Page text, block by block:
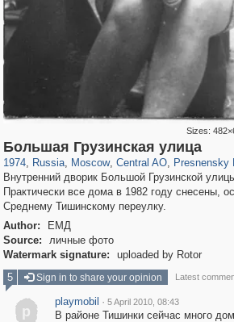
Sizes:
Большая Грузинская улица
1974, Russia
1,407,714 29,262
, Moscow
319,968 8,295
, Central AO
160,055 5,920
, Presnensky
13,345
Внутренний дворик Большой Грузинской
Практически все дома в 1982 году снесены,
Среднему Тишинскому переулку.
Author:
ЕМД
Source:
личные фото
Watermark signature:
uploaded by Rotor
5
Sign in to share your opinion Latest
p
playmobil · 5 April 2010, 08:43
В районе Тишинки сейчас много